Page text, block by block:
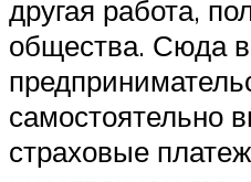
другая работа,
общества. Сюда
самостоятельно
страховые